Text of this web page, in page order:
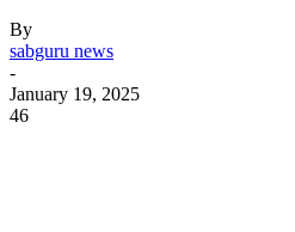
By
sabguru news
-
January 19, 2025
46